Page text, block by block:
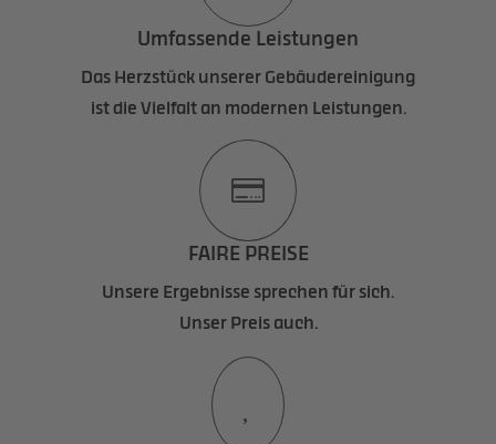
Umfassende Leistungen
Das Herzstück unserer Gebäudereinigung
ist die Vielfalt an modernen Leistungen.

FAIRE PREISE
Unsere Ergebnisse sprechen für sich.
Unser Preis auch.